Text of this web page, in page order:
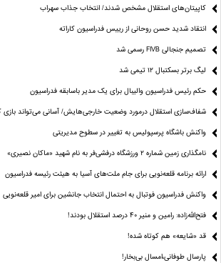
کاپیتان‌های استقلال مشخص شدند/ انتخاب جذاب سهراب
انتقاد شدید حسن روحانی از رییس فدراسیون کاراته
تصمیم جنجالی FIVB رسمی شد
لیگ برتر بسکتبال ۱۲ تیمی شد
حکم رئیس فدراسیون والیبال برای یک مدیر باسابقه فدراسیون
شفاف‌سازی استقلال درمورد وضعیت خارجی‌هایش/ آسانی می‌تواند بازی
واکنش باشگاه پرسپولیس به تغییر در سطوح مدیریتی
نامگذاری زمین شماره ۲ ورزشگاه درفشی‌فر به نام شهید «ماکان نصیری»
ارائه برنامه‌ قلعه‌نویی برای جام ملت‌های آسیا به هیئت رئیسه فدراسیون
واکنش فدراسیون فوتبال به احتمال انتخاب جانشین برای امیر قلعه‌نویی
فتح‌الله‌زاده: رامین و منیر 40 درصد استقلال بودند!
قد «شایعه» هم کوتاه شده!
پارسال طوفانی،امسال بی‌بخار!